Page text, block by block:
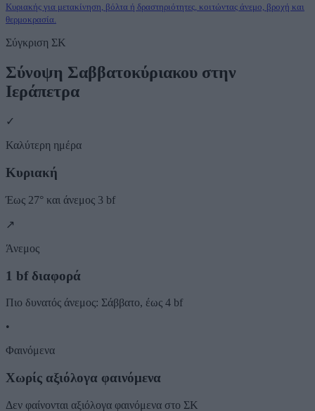
Κυριακής για μετακίνηση, βόλτα ή δραστηριότητες, κοιτώντας άνεμο, βροχή και
θερμοκρασία.
Σύγκριση ΣΚ
Σύνοψη Σαββατοκύριακου στην
Ιεράπετρα
✓
Καλύτερη ημέρα
Κυριακή
Έως 27° και άνεμος 3 bf
↗
Άνεμος
1 bf διαφορά
Πιο δυνατός άνεμος: Σάββατο, έως 4 bf
•
Φαινόμενα
Χωρίς αξιόλογα φαινόμενα
Δεν φαίνονται αξιόλογα φαινόμενα στο ΣΚ